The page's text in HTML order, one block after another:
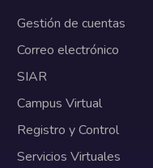
Gestión de cuentas
Correo electrónico
SIAR
Campus Virtual
Registro y Control
Servicios Virtuales